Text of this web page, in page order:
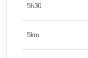
5h30
5km